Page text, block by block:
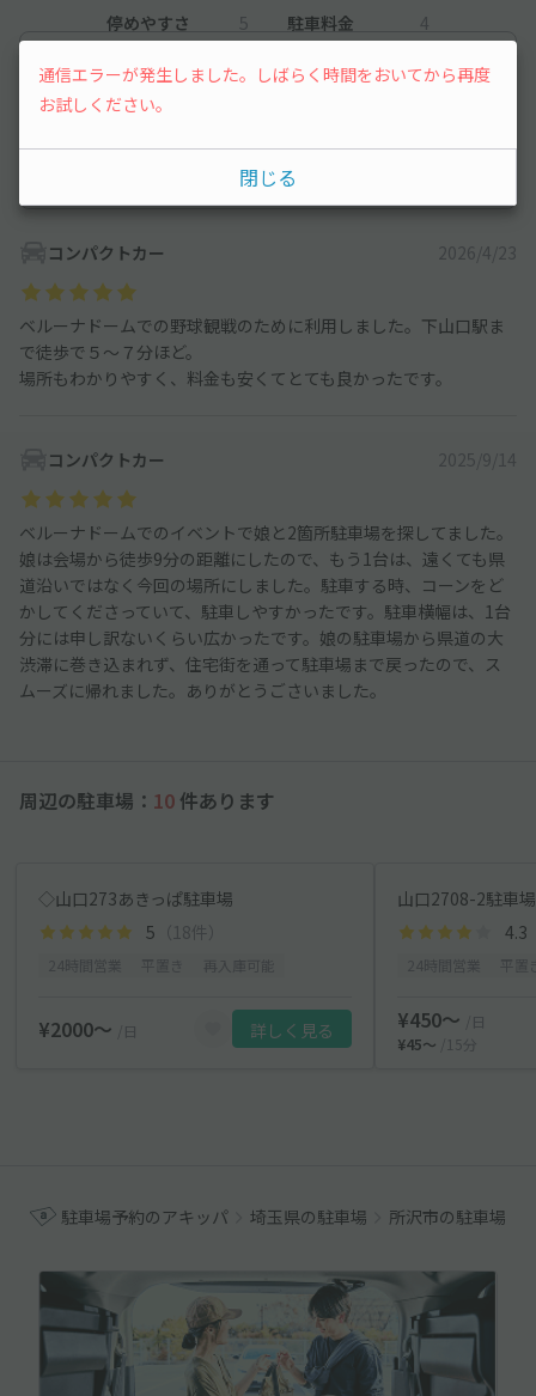
停めやすさ
5 駐車料金
4
オートバイ
軽自動車
27件
コンパクトカー 2026/4/23
ベルーナドームでの野球観戦のために利用しました。下山口駅ま
で徒歩で５～７分ほど。
場所もわかりやすく、料金も安くてとても良かったです。
コンパクトカー 2025/9/14
ベルーナドームでのイベントで娘と2箇所駐車場を探してました。
娘は会場から徒歩9分の距離にしたので、もう1台は、遠くても県
道沿いではなく今回の場所にしました。駐車する時、コーンをど
かしてくださっていて、駐車しやすかったです。駐車横幅は、1台
分には申し訳ないくらい広かったです。娘の駐車場から県道の大
渋滞に巻き込まれず、住宅街を通って駐車場まで戻ったので、ス
ムーズに帰れました。ありがとうごさいました。
周辺の駐車場： 10 件あります
◇山口273あきっぱ駐車場
5 （18件）
¥2000〜 /日 詳しく見る
山口2708-2駐車場
4.3
¥450〜
/日
¥45〜
/15分
駐車場予約のアキッパ 埼玉県の駐車場 所沢市の駐車場
通信エラーが発生しました。しばらく時間をおいてから再度
お試しください。
閉じる